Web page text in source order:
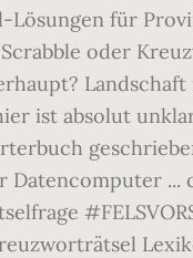
für
oder
ist absolut
Datencomputer ...